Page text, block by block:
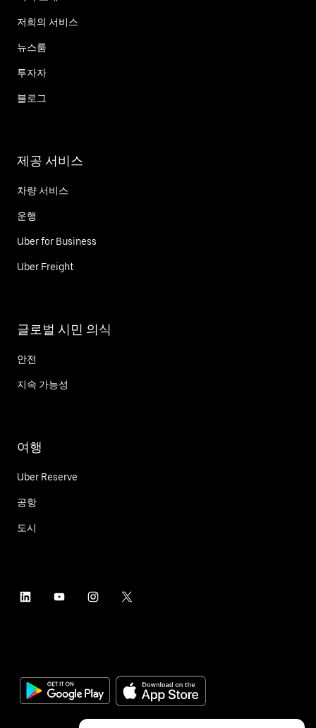
저희의 서비스
뉴스룸
투자자
블로그
제공 서비스
차량 서비스
운행
Uber for Business
Uber Freight
글로벌 시민 의식
안전
지속 가능성
여행
Uber Reserve
공항
도시